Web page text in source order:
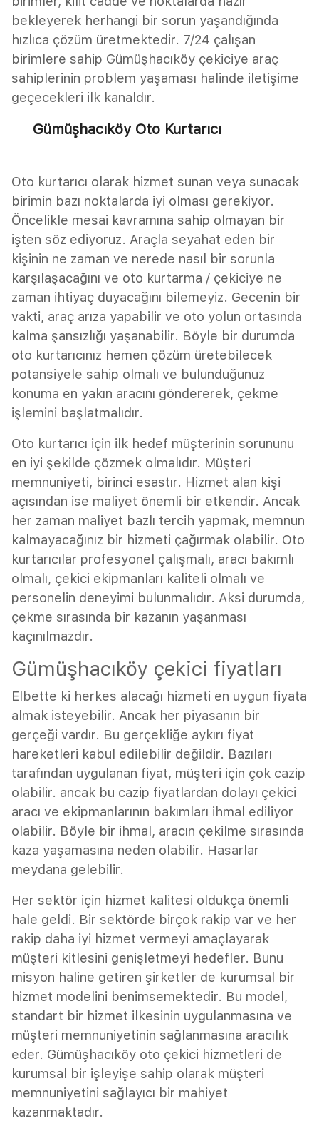
bekleyerek herhangi bir sorun yaşandığında
hızlıca çözüm üretmektedir. 7/24 çalışan
birimlere sahip Gümüşhacıköy çekiciye araç
sahiplerinin problem yaşaması halinde iletişime
geçecekleri ilk kanaldır.
Gümüşhacıköy Oto Kurtarıcı
Oto kurtarıcı olarak hizmet sunan veya sunacak
birimin bazı noktalarda iyi olması gerekiyor.
Öncelikle mesai kavramına sahip olmayan bir
işten söz ediyoruz. Araçla seyahat eden bir
kişinin ne zaman ve nerede nasıl bir sorunla
karşılaşacağını ve oto kurtarma / çekiciye ne
zaman ihtiyaç duyacağını bilemeyiz. Gecenin bir
vakti, araç arıza yapabilir ve oto yolun ortasında
kalma şansızlığı yaşanabilir. Böyle bir durumda
oto kurtarıcınız hemen çözüm üretebilecek
potansiyele sahip olmalı ve bulunduğunuz
konuma en yakın aracını göndererek, çekme
işlemini başlatmalıdır.
Oto kurtarıcı için ilk hedef müşterinin sorununu
en iyi şekilde çözmek olmalıdır. Müşteri
memnuniyeti, birinci esastır. Hizmet alan kişi
açısından ise maliyet önemli bir etkendir. Ancak
her zaman maliyet bazlı tercih yapmak, memnun
kalmayacağınız bir hizmeti çağırmak olabilir. Oto
kurtarıcılar profesyonel çalışmalı, aracı bakımlı
olmalı, çekici ekipmanları kaliteli olmalı ve
personelin deneyimi bulunmalıdır. Aksi durumda,
çekme sırasında bir kazanın yaşanması
kaçınılmazdır.
Gümüşhacıköy çekici fiyatları
Elbette ki herkes alacağı hizmeti en uygun fiyata
almak isteyebilir. Ancak her piyasanın bir
gerçeği vardır. Bu gerçekliğe aykırı fiyat
hareketleri kabul edilebilir değildir. Bazıları
tarafından uygulanan fiyat, müşteri için çok cazip
olabilir. ancak bu cazip fiyatlardan dolayı çekici
aracı ve ekipmanlarının bakımları ihmal ediliyor
olabilir. Böyle bir ihmal, aracın çekilme sırasında
kaza yaşamasına neden olabilir. Hasarlar
meydana gelebilir.
Her sektör için hizmet kalitesi oldukça önemli
hale geldi. Bir sektörde birçok rakip var ve her
rakip daha iyi hizmet vermeyi amaçlayarak
müşteri kitlesini genişletmeyi hedefler. Bunu
misyon haline getiren şirketler de kurumsal bir
hizmet modelini benimsemektedir. Bu model,
standart bir hizmet ilkesinin uygulanmasına ve
müşteri memnuniyetinin sağlanmasına aracılık
eder. Gümüşhacıköy oto çekici hizmetleri de
kurumsal bir işleyişe sahip olarak müşteri
memnuniyetini sağlayıcı bir mahiyet
kazanmaktadır.